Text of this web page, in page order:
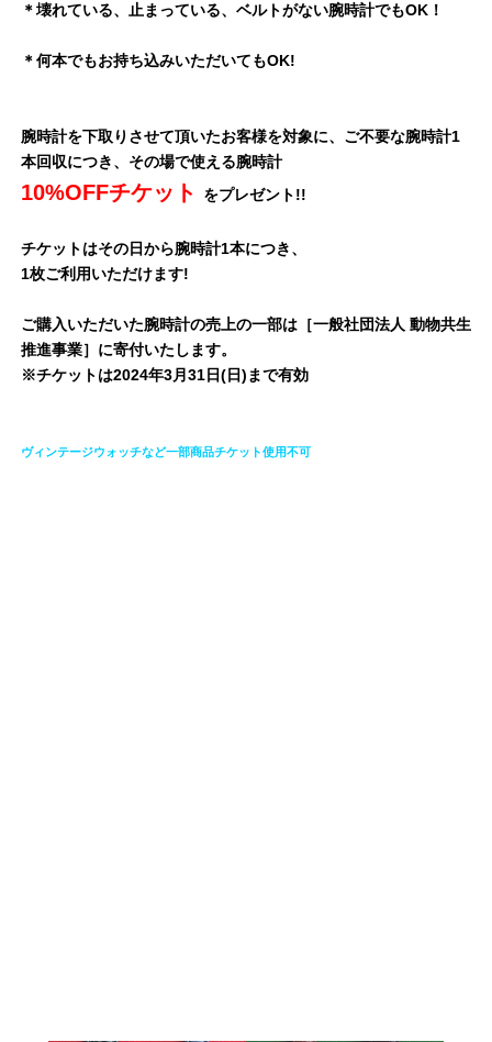
＊壊れている、止まっている、ベルトがない腕時計でもOK！
＊何本でもお持ち込みいただいてもOK!
腕時計を下取りさせて頂いたお客様を対象に、ご不要な腕時計1
本回収につき、その場で使える腕時計
10%OFFチケット をプレゼント!!
チケットはその日から腕時計1本につき、
1枚ご利用いただけます!
ご購入いただいた腕時計の売上の一部は［一般社団法人 動物共生
推進事業］に寄付いたします。
※チケットは2024年3月31日(日)まで有効
ヴィンテージウォッチなど一部商品チケット使用不可